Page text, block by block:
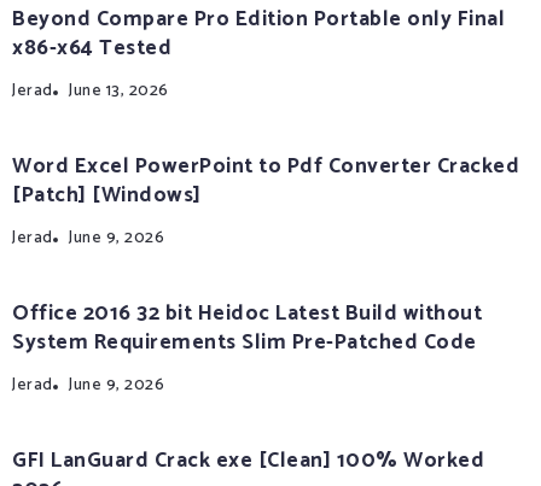
Beyond Compare Pro Edition Portable only Final
x86-x64 Tested
Jerad June 13, 2026
Word Excel PowerPoint to Pdf Converter Cracked
[Patch] [Windows]
Jerad June 9, 2026
Office 2016 32 bit Heidoc Latest Build without
System Requirements Slim Pre-Patched Code
Jerad June 9, 2026
GFI LanGuard Crack exe [Clean] 100% Worked